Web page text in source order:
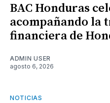
BAC Honduras
acompañando la
financiera de
ADMIN USER
agosto 6, 2026
NOTICIAS